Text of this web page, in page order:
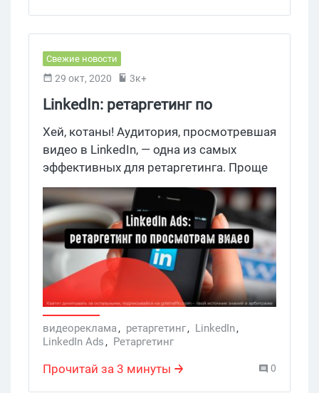
Свежие новости
29 окт, 2020 3к+
LinkedIn: ретаргетинг по
просмотрам видео
Хей, котаны! Аудитория, просмотревшая
видео в LinkedIn, — одна из самых
эффективных для ретаргетинга. Проще
всего взаимодействовать с теми, кто
уже имеет представление о бренде или
компании.
видеореклама, ретаргетинг, LinkedIn,
LinkedIn Ads, Ретаргетинг
Прочитай за 3 минуты 0